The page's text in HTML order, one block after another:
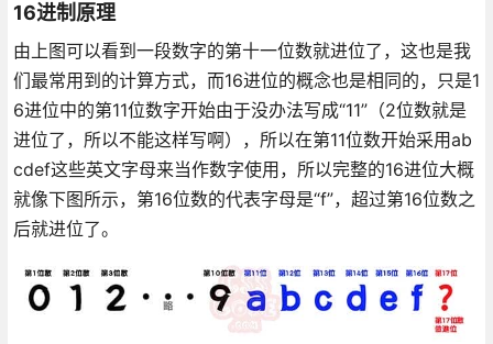
16进制原理
由上图可以看到一段数字的第十一位数就进位了，这也是我
们最常用到的计算方式，而16进位的概念也是相同的，只是1
6进位中的第11位数字开始由于没办法写成“11”（2位数就是
进位了，所以不能这样写啊），所以在第11位数开始采用ab
cdef这些英文字母来当作数字使用，所以完整的16进位大概
就像下图所示，第16位数的代表字母是“f”，超过第16位数之
后就进位了。